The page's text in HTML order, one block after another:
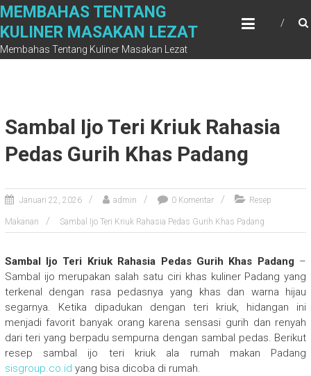
Skip
content
MEMBAHAS TENTANG
KULINER MASAKAN LEZAT
Membahas Tentang Kuliner Masakan Lezat
Sambal Ijo Teri Kriuk Rahasia
Pedas Gurih Khas Padang
Januari 22, 2026 admin 0 Komentar Resep
Makanan Sambal Ijo Teri Kriuk Rahasia Pedas Gurih Khas Padang
Sambal Ijo Teri Kriuk Rahasia Pedas Gurih Khas Padang –
Sambal ijo merupakan salah satu ciri khas kuliner Padang yang
terkenal dengan rasa pedasnya yang khas dan warna hijau
segarnya. Ketika dipadukan dengan teri kriuk, hidangan ini
menjadi favorit banyak orang karena sensasi gurih dan renyah
dari teri yang berpadu sempurna dengan sambal pedas. Berikut
resep sambal ijo teri kriuk ala rumah makan Padang
sisgroup.co.id yang bisa dicoba di rumah.